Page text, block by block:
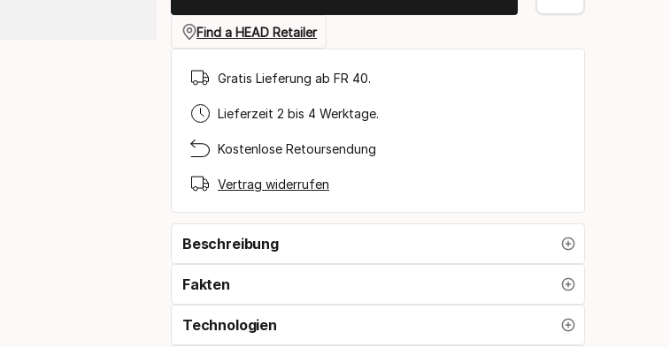
griffgröße
Find a HEAD Retailer
Gratis Lieferung ab FR 40.
Lieferzeit 2 bis 4 Werktage.
Kostenlose Retoursendung
Vertrag widerrufen
Beschreibung
Fakten
Technologien